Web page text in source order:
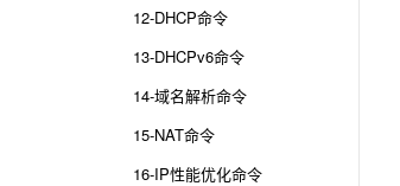
12-DHCP命令
13-DHCPv6命令
14-域名解析命令
15-NAT命令
16-IP性能优化命令